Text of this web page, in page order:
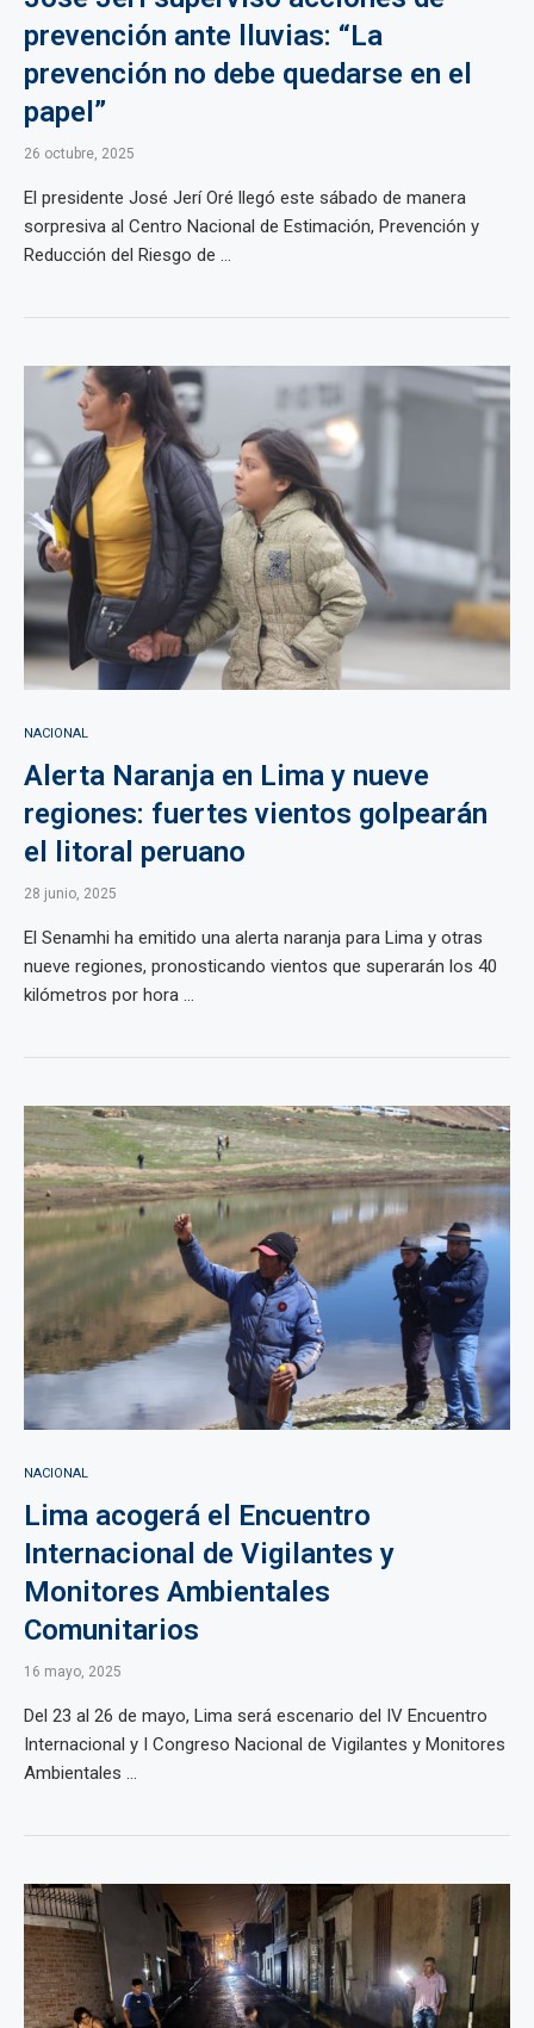
prevención ante lluvias: “La
prevención no debe quedarse en el
papel”
26 octubre, 2025
El presidente José Jerí Oré llegó este sábado de manera
sorpresiva al Centro Nacional de Estimación, Prevención y
Reducción del Riesgo de ...
NACIONAL
Alerta Naranja en Lima y nueve
regiones: fuertes vientos golpearán
el litoral peruano
28 junio, 2025
El Senamhi ha emitido una alerta naranja para Lima y otras
nueve regiones, pronosticando vientos que superarán los 40
kilómetros por hora ...
NACIONAL
Lima acogerá el Encuentro
Internacional de Vigilantes y
Monitores Ambientales
Comunitarios
16 mayo, 2025
Del 23 al 26 de mayo, Lima será escenario del IV Encuentro
Internacional y I Congreso Nacional de Vigilantes y Monitores
Ambientales ...